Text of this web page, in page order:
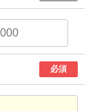
必須